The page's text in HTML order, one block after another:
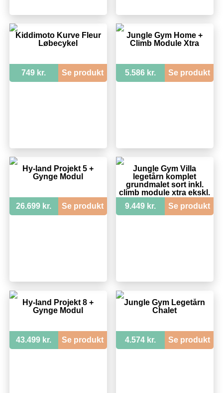
Kiddimoto Kurve Fleur
Løbecykel
749 kr. Se produkt
Jungle Gym Home +
Climb Module Xtra
5.586 kr. Se produkt
Hy-land Projekt 5 +
Gynge Modul
26.699 kr. Se produkt
Jungle Gym Villa
legetårn komplet
grundmalet sort inkl.
climb module xtra ekskl.
rutschebane - 205-
285CB
9.449 kr. Se produkt
Hy-land Projekt 8 +
Gynge Modul
43.499 kr. Se produkt
Jungle Gym Legetårn
Chalet
4.574 kr. Se produkt